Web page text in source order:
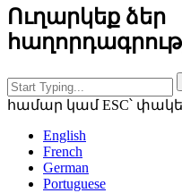
Ուղարկեք ձեր
համար կամ ESC՝
English
French
German
Portuguese